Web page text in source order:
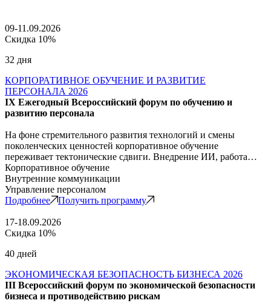
09-11.09.2026
Скидка 10%
32 дня
КОРПОРАТИВНОЕ ОБУЧЕНИЕ И РАЗВИТИЕ
ПЕРСОНАЛА 2026
IX Ежегодный Всероссийский форум по обучению и
развитию персонала
На фоне стремительного развития технологий и смены
поколенческих ценностей корпоративное обучение
переживает тектонические сдвиги. Внедрение ИИ, работа…
Корпоративное обучение
Внутренние коммуникации
Управление персоналом
Подробнее
Получить программу
17-18.09.2026
Скидка 10%
40 дней
ЭКОНОМИЧЕСКАЯ БЕЗОПАСНОСТЬ БИЗНЕСА 2026
III Всероссийский форум по экономической безопасности
бизнеса и противодействию рискам